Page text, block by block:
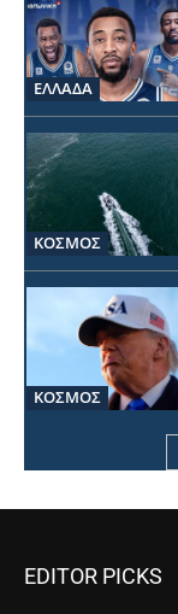
ΕΛΛΑΔΑ
ΚΟΣΜΟΣ
ΚΟΣΜΟΣ
EDITOR PICKS